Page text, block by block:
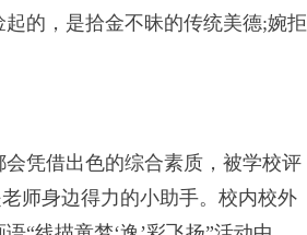
的，是拾金不昧的传统美德;婉拒
凭借出色的综合素质，被学校评
师身边得力的小助手。校内校外